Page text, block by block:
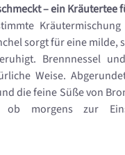
– ein Kräutertee
sorgt für eine milde,
Brennnessel
Weise.
die feine Süße von
ob morgens zur